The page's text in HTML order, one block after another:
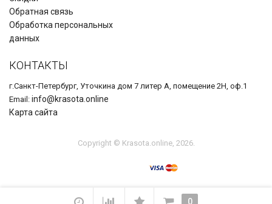
Обратная связь
Обработка персональных
данных
КОНТАКТЫ
г.Санкт-Петербург, Уточкина дом 7 литер А, помещение 2Н, оф.1
Email: info@krasota.online
Карта сайта
Copyright © Krasota.online, 2026.
0